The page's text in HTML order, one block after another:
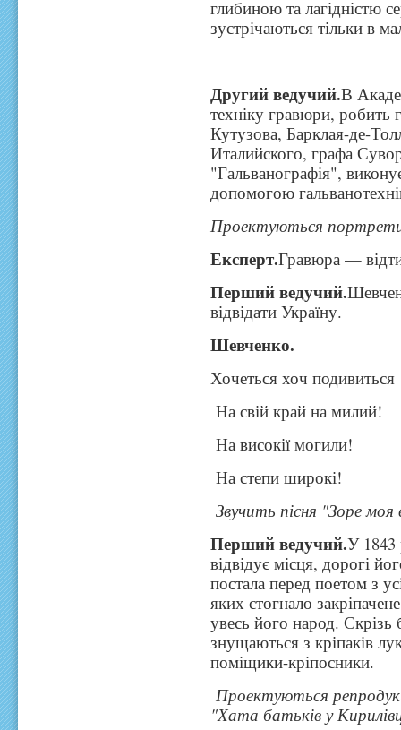
глибиною та лагідністю
зустрічаються тільки в
Другий ведучий.В
техніку гравюри, робить
Кутузова, Барклая-де-
Италийского, графа
"Гальванографія",
допомогою
Проектуються портрети
Експерт.Гравюра —
Перший ведучий.
відвідати Україну.
Шевченко.
Хочеться хоч подивиться
На свій край на милий!
На високії могили!
На степи широкі!
Звучить пісня "Зоре моя
Перший ведучий.У 1843
відвідує місця, дорогі
постала перед поетом з
яких стогнало
увесь його народ.
знущаються з кріпаків
поміщики-кріпосники.
Проектуються
"Хата батьків у